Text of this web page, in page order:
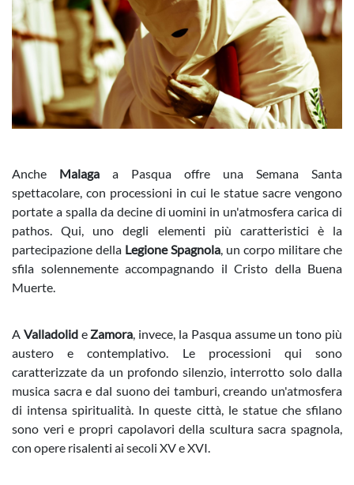
Anche Malaga a Pasqua offre una Semana Santa
spettacolare, con processioni in cui le statue sacre vengono
portate a spalla da decine di uomini in un'atmosfera carica di
pathos. Qui, uno degli elementi più caratteristici è la
partecipazione della Legione Spagnola, un corpo militare che
sfila solennemente accompagnando il Cristo della Buena
Muerte.
A ValladolideZamora, invece, la Pasqua assume un tono più
austero e contemplativo. Le processioni qui sono
caratterizzate da un profondo silenzio, interrotto solo dalla
musica sacra e dal suono dei tamburi, creando un'atmosfera
di intensa spiritualità. In queste città, le statue che sfilano
sono veri e propri capolavori della scultura sacra spagnola,
con opere risalenti ai secoli XV e XVI.